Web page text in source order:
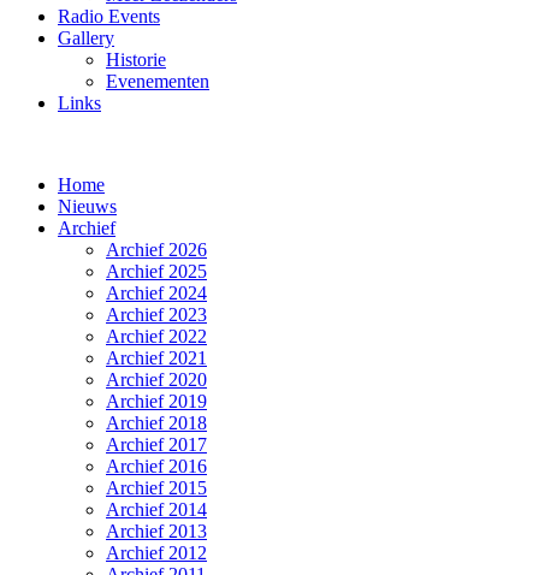
Radio Events
Gallery
Historie
Evenementen
Links
Home
Nieuws
Archief
Archief 2026
Archief 2025
Archief 2024
Archief 2023
Archief 2022
Archief 2021
Archief 2020
Archief 2019
Archief 2018
Archief 2017
Archief 2016
Archief 2015
Archief 2014
Archief 2013
Archief 2012